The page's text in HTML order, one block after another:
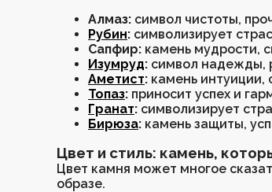
Лазурит
Гематит
Лабрадор
Содалит
Малахит
Нефрит
Розовый
Пренит
Тигрово-
Чароит
Берилл
Солнечный
Чароит
Обсидиан
Кошачий
Лабрадор
Топаз
Горный
Магнезит
Содалит
Коралл
Лазурит
Соколиный
Лабрадор
Перламутр
Лазурит
Апатит
Яшма
Сердолик
Флюорит
Обсидиан
Гранат
Опал
рождения
Хранители
пространства
Халцедон
Яшма
Родонит
Лабрадор
Агат
Раухтопаз
Малахит
Топаз
Пирит
Адуляр
Гранат
Коллекция
«Флюоритовая»
Коллекция «Тигровый
Коллекция «Дыхание
тумана»
Талисман года 2026
Сердолик
Хризопраз
Цитрин
Авантюрин
Агат
Лабрадор
Перламутр
Раухтопаз
Тигровый
Флюорит
Жемчуг
Вулканит
Гематит
Тигровый
Аметист
Серафинит
Лазурит
Сапфирин
Хризопраз
Жадеит
Апатит
Розовый
Алмаз: символ чистоты,
Рубин: символизирует
Сапфир: камень мудрости,
Изумруд: символ надежды,
Аметист: камень интуиции,
Топаз: приносит успех и
Гранат: символизирует
Бирюза: камень защиты,
Цвет и стиль: камень,
Цвет камня может многое
образе.